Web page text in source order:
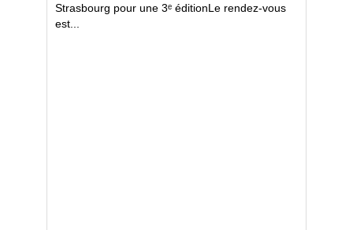
Strasbourg pour une 3ᵉ éditionLe rendez-vous
est...